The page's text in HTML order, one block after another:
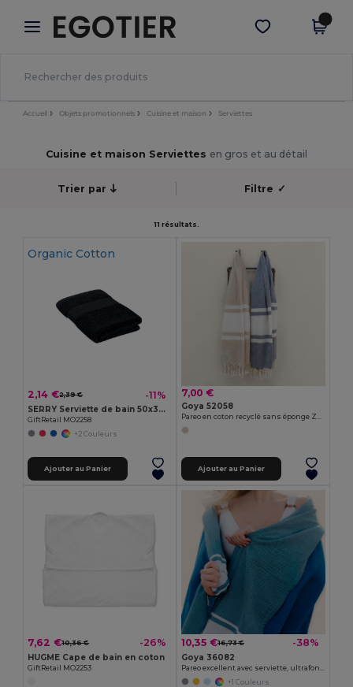
× Appli Egotier
Meilleurs prix sur l’app !
Obtenir l'appli
Accueil Objets promotionnels Cuisine et maison Serviettes
Cuisine et maison Serviettes en gros et au détail
Trier par Filtre ✓
11 résultats.
Organic Cotton
2,14 €2,39 € -11%
SERRY Serviette de bain 50x30cm
GiftRetail MO2258
+2 Couleurs
Ajouter au Panier
7,00 €
Goya 52058
Pareo en coton recyclé sans éponge ZUMEL
Ajouter au Panier
7,62 €10,36 € -26%
HUGME Cape de bain en coton
GiftRetail MO2253
10,35 €16,73 € -38%
Goya 36082
+1 Couleurs